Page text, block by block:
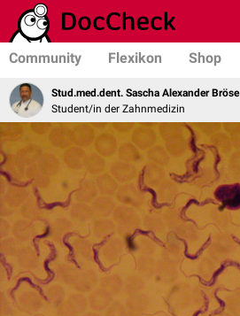
Community Flexikon Shop
Stud.med.dent. Sascha Alexander Bröse
Student/in der Zahnmedizin